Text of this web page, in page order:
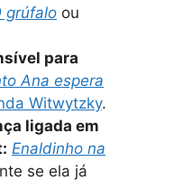
grúfalo ou
para
Ana espera
Witwytzky.
ligada em
Enaldinho na
se ela já